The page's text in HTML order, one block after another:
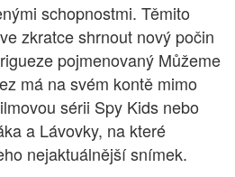
schopnostmi. Těmito
zkratce shrnout nový počin
pojmenovaný Můžeme
má na svém kontě mimo
sérii Spy Kids nebo
a Lávovky, na které
nejaktuálnější snímek.